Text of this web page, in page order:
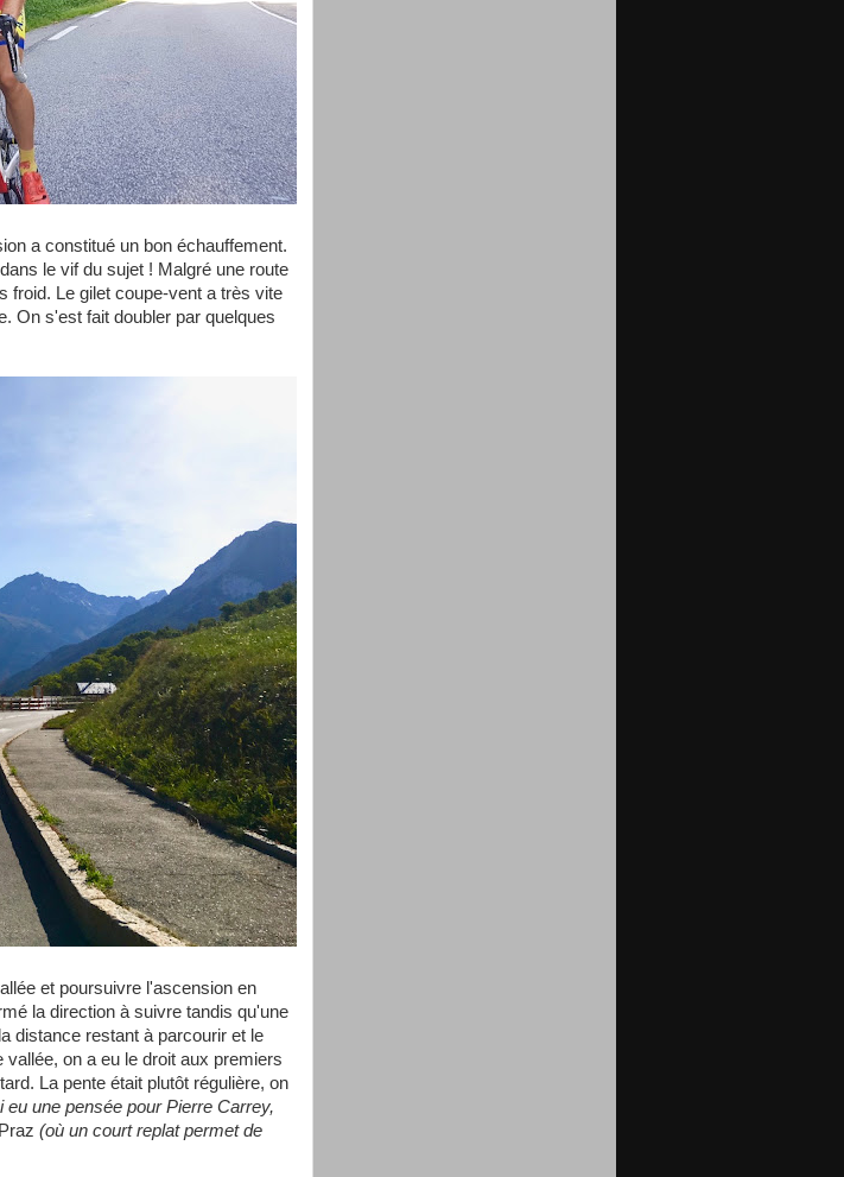
a constitué un bon échauffement.
le vif du sujet ! Malgré une route
froid. Le gilet coupe-vent a très vite
On s'est fait doubler par quelques
et poursuivre l'ascension en
la direction à suivre tandis qu'une
distance restant à parcourir et le
on a eu le droit aux premiers
La pente était plutôt régulière, on
eu une pensée pour Pierre Carrey,
(où un court replat permet de